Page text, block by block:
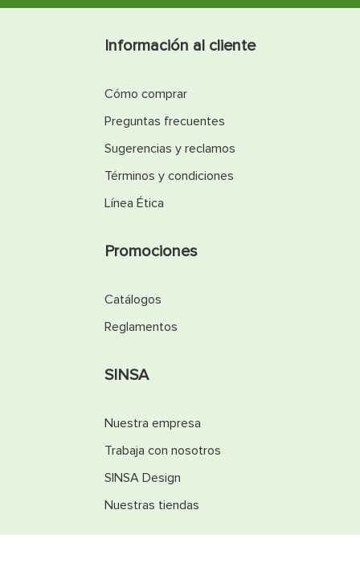
Información al cliente
Cómo comprar
Preguntas frecuentes
Sugerencias y reclamos
Términos y condiciones
Línea Ética
Promociones
Catálogos
Reglamentos
SINSA
Nuestra empresa
Trabaja con nosotros
SINSA Design
Nuestras tiendas